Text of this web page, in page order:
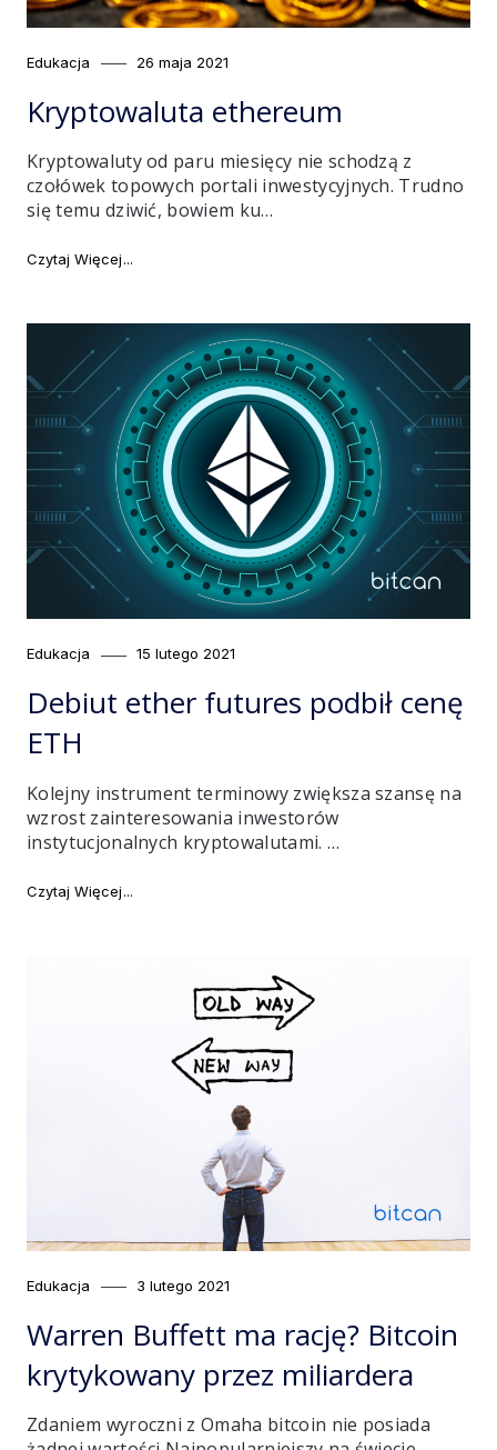
Category
Edukacja
Posted
26 maja 2021
Kryptowaluta ethereum
Kryptowaluty od paru miesięcy nie schodzą z
czołówek topowych portali inwestycyjnych. Trudno
się temu dziwić, bowiem ku…
Czytaj Więcej
Category
Edukacja
Posted
15 lutego 2021
Debiut ether futures podbił cenę
ETH
Kolejny instrument terminowy zwiększa szansę na
wzrost zainteresowania inwestorów
instytucjonalnych kryptowalutami. …
Czytaj Więcej
Category
Edukacja
Posted
3 lutego 2021
Warren Buffett ma rację? Bitcoin
krytykowany przez miliardera
Zdaniem wyroczni z Omaha bitcoin nie posiada